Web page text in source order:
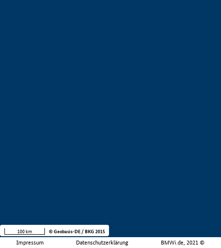
Impressum Datenschutzerklärung BMWi.de, 2021 ©
100 km © Geobasis-DE / BKG 2015